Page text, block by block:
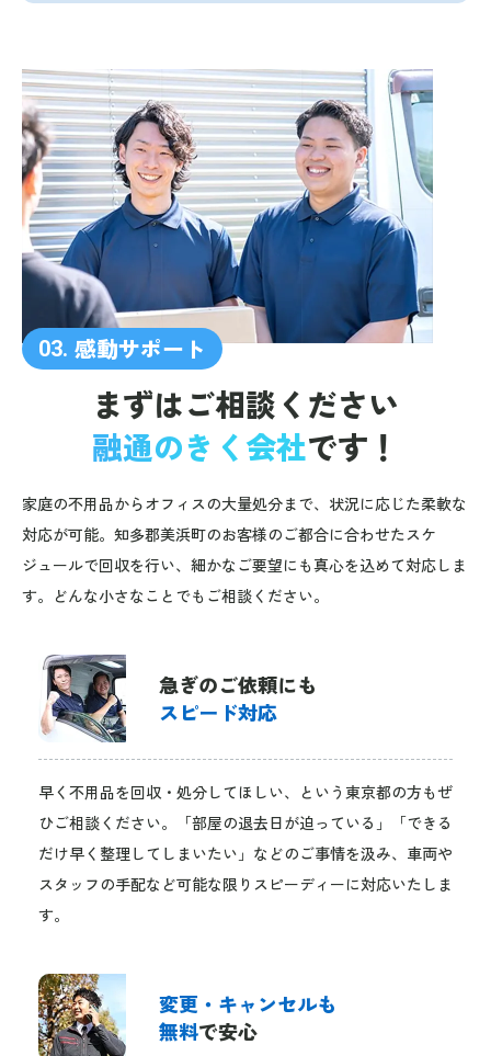
03. 感動サポート
まずはご相談ください
融通のきく会社です！
家庭の不用品からオフィスの大量処分まで、状況に応じた柔軟な
対応が可能。知多郡美浜町のお客様のご都合に合わせたスケ
ジュールで回収を行い、細かなご要望にも真心を込めて対応しま
す。どんな小さなことでもご相談ください。
急ぎのご依頼にも
スピード対応
早く不用品を回収・処分してほしい、という東京都の方もぜ
ひご相談ください。「部屋の退去日が迫っている」「できる
だけ早く整理してしまいたい」などのご事情を汲み、車両や
スタッフの手配など可能な限りスピーディーに対応いたしま
す。
変更・キャンセルも
無料で安心